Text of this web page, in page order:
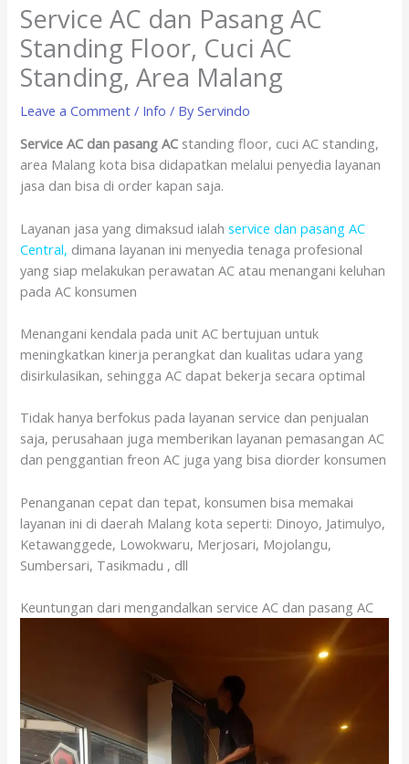
Service AC dan Pasang AC
Standing Floor, Cuci AC
Standing, Area Malang
Leave a Comment / Info / ByServindo
Service AC dan pasang AC standing floor, cuci AC standing,
area Malang kota bisa didapatkan melalui penyedia layanan
jasa dan bisa di order kapan saja.
Layanan jasa yang dimaksud ialah service dan pasang AC
Central, dimana layanan ini menyedia tenaga profesional
yang siap melakukan perawatan AC atau menangani keluhan
pada AC konsumen
Menangani kendala pada unit AC bertujuan untuk
meningkatkan kinerja perangkat dan kualitas udara yang
disirkulasikan, sehingga AC dapat bekerja secara optimal
Tidak hanya berfokus pada layanan service dan penjualan
saja, perusahaan juga memberikan layanan pemasangan AC
dan penggantian freon AC juga yang bisa diorder konsumen
Penanganan cepat dan tepat, konsumen bisa memakai
layanan ini di daerah Malang kota seperti: Dinoyo, Jatimulyo,
Ketawanggede, Lowokwaru, Merjosari, Mojolangu,
Sumbersari, Tasikmadu , dll
Keuntungan dari mengandalkan service AC dan pasang AC